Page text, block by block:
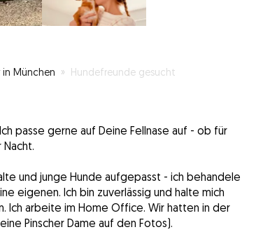
München » Hundefreunde gesucht
passe gerne auf Deine Fellnase auf - ob für
und junge Hunde aufgepasst - ich behandele
eigenen. Ich bin zuverlässig und halte mich
Ich arbeite im Home Office. Wir hatten in der
Pinscher Dame auf den Fotos).